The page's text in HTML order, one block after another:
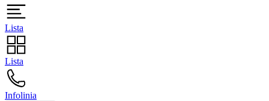
Lista
Lista
Infolinia